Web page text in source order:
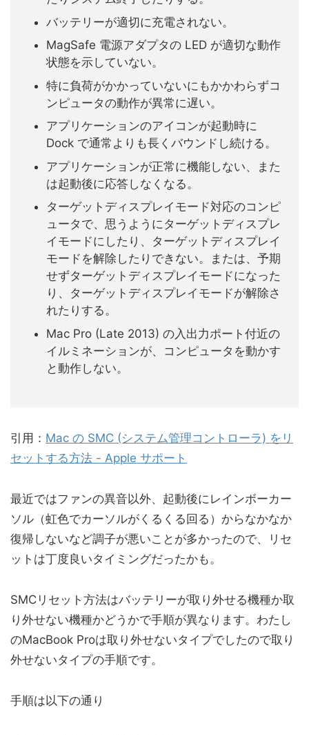
バッテリーが適切に充電されない。
MagSafe 電源アダプタの LED が適切な動作
状態を示していない。
特に負荷がかかっていないにもかかわらずコ
ンピュータの動作が異常に遅い。
アプリケーションのアイコンが起動時に
Dock で通常よりも長くバウンドし続ける。
アプリケーションが正常に機能しない、また
は起動後に応答しなくなる。
ターゲットディスプレイモード対応のコンピ
ュータで、思うようにターゲットディスプレ
イモードにしたり、ターゲットディスプレイ
モードを解除したりできない。または、予期
せずターゲットディスプレイモードになった
り、ターゲットディスプレイモードが解除さ
れたりする。
Mac Pro (Late 2013) の入出力ポート付近の
イルミネーションが、コンピュータを動かす
と動作しない。
引用： Mac の SMC (システム管理コントローラ) をリ
セットする方法 - Apple サポート
最近ではファンの異音以外、起動後にレインボーカー
ソル（虹色でカーソルがくるくる回る）からなかなか
復帰しないなど調子が悪いことが多かったので、リセ
ットは丁度良いタイミングだったかも。
SMCリセット方法はバッテリーが取り外せる機種か取
り外せない機種かどうかで手順が異なります。わたし
のMacBook Proは取り外せないタイプでしたので取り
外せないタイプの手順です。
手順は以下の通り